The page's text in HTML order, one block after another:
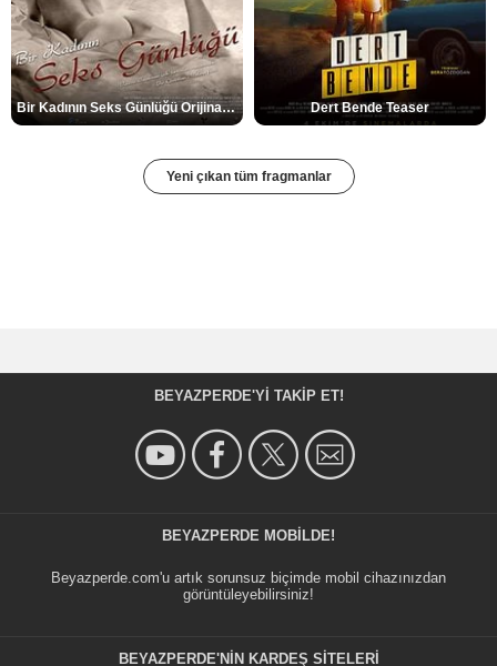
Bir Kadının Seks Günlüğü Orijinal Fragman Dert Bende Teaser
Yeni çıkan tüm fragmanlar
BEYAZPERDE'YI TAKIP ET!
BEYAZPERDE MOBILDE!
Beyazperde.com'u artık sorunsuz biçimde mobil cihazınızdan
görüntüleyebilirsiniz!
BEYAZPERDE'NIN KARDEŞ SİTELERİ